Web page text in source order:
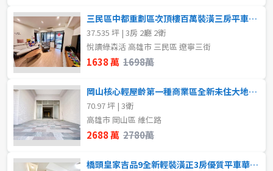
三民區中都重劃區次頂樓百萬裝潢三房平車大樓 岡山區買賣房
37.535 坪 | 3房 2廳 2衛
悅讀綠森活 高雄市 三民區 遼寧三街
1638 萬 1698萬
岡山核心輕屋齡第一種商業區全新未住大地坪尚品商邸 岡山區買賣房
70.97 坪 | 3衛
高雄市 岡山區 維仁路
2688 萬 2780萬
橋頭皇家吉品9全新輕裝潢正3房優質平車華廈 岡山區買賣房